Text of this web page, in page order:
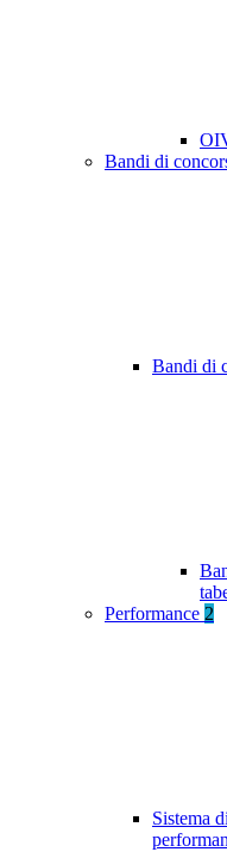
Bandi di
Bandi di
Performance 2
Sistema